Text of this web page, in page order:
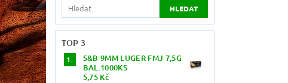
TOP 3
S&B 9MM LUGER FMJ 7,5G
BAL.1000KS
5,75 Kč